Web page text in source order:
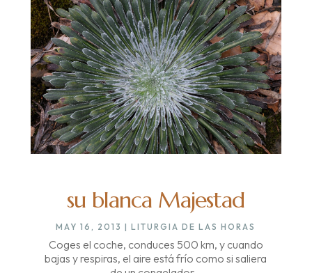
su blanca Majestad
MAY 16, 2013 |LITURGIA DE LAS HORAS
Coges el coche, conduces 500 km, y cuando
bajas y respiras, el aire está frío como si saliera